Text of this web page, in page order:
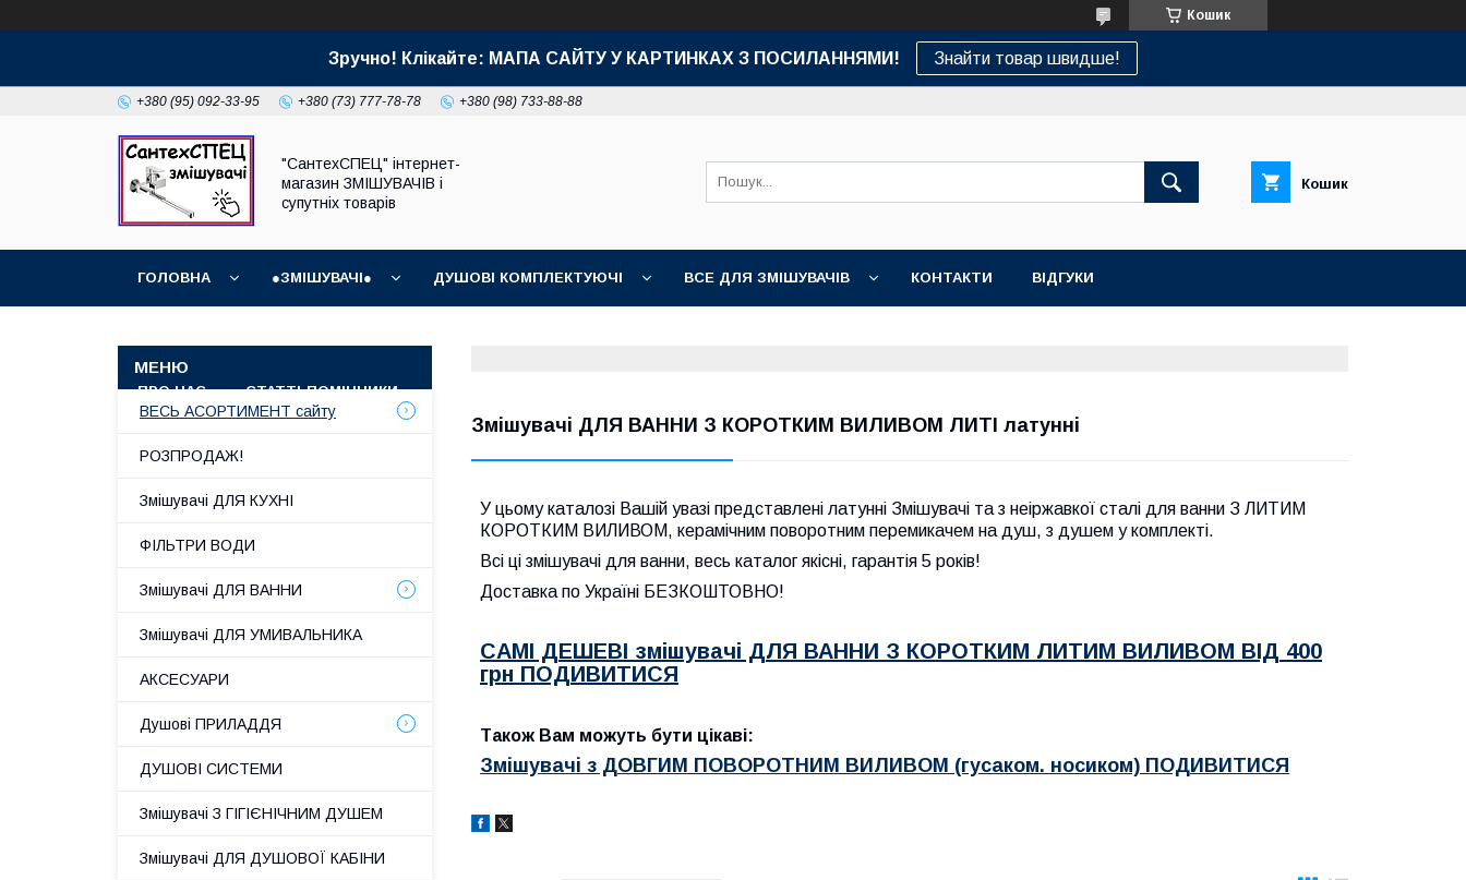
Кошик
Зручно! Клікайте: МАПА САЙТУ У КАРТИНКАХ З ПОСИЛАННЯМИ! Знайти товар швидше!
+380 (95) 092-33-95 +380 (73) 777-78-78 +380 (98) 733-88-88
"СантехСПЕЦ" інтернет-
магазин ЗМІШУВАЧІВ і
супутніх товарів
Кошик
ГОЛОВНА ●ЗМІШУВАЧІ● ДУШОВІ КОМПЛЕКТУЮЧІ ВСЕ ДЛЯ ЗМІШУВАЧІВ КОНТАКТИ ВІДГУКИ
ПРО НАС СТАТТІ-ПОМІЧНИКИ
Змішувачі ДЛЯ ВАННИ З КОРОТКИМ ВИЛИВОМ ЛИТІ латунні
У цьому каталозі Вашій увазі представлені латунні Змішувачі та з неіржавкої сталі для ванни З ЛИТИМ
КОРОТКИМ ВИЛИВОМ, керамічним поворотним перемикачем на душ, з душем у комплекті.
Всі ці змішувачі для ванни, весь каталог якісні, гарантія 5 років!
Доставка по Україні БЕЗКОШТОВНО!
САМІ ДЕШЕВІ змішувачі ДЛЯ ВАННИ З КОРОТКИМ ЛИТИМ ВИЛИВОМ ВІД 400
грн ПОДИВИТИСЯ
Також Вам можуть бути цікаві:
Змішувачі з ДОВГИМ ПОВОРОТНИМ ВИЛИВОМ (гусаком. носиком) ПОДИВИТИСЯ
ВЕСЬ АСОРТИМЕНТ сайту
РОЗПРОДАЖ!
Змішувачі ДЛЯ КУХНІ
ФІЛЬТРИ ВОДИ
Змішувачі ДЛЯ ВАННИ
Змішувачі ДЛЯ УМИВАЛЬНИКА
АКСЕСУАРИ
Душові ПРИЛАДДЯ
ДУШОВІ СИСТЕМИ
Змішувачі З ГІГІЄНІЧНИМ ДУШЕМ
Змішувачі ДЛЯ ДУШОВОЇ КАБІНИ